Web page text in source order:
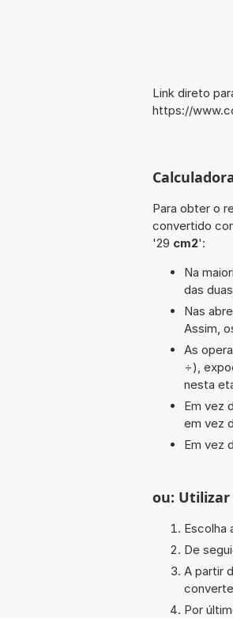
Link direto
https://
Para obter o
convertido
'29 cm2':
Na
das
Nas
Assim,
As
÷),
nesta
Em vez
em vez
Em vez
ou: Utilizar
Escolha
De
A partir
Por